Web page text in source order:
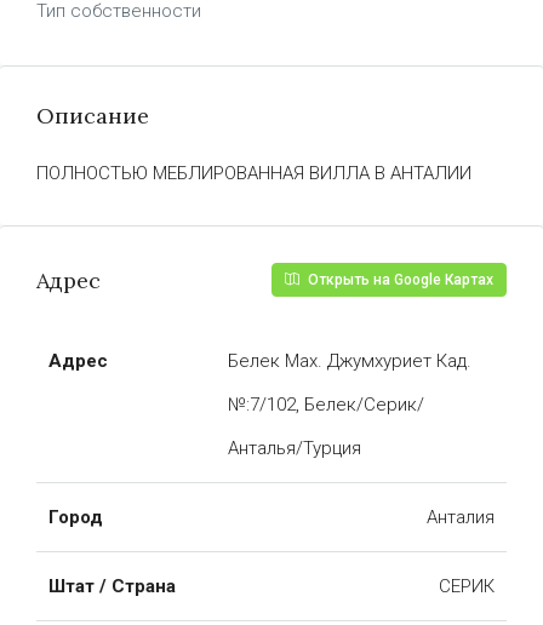
Тип собственности
Описание
ПОЛНОСТЬЮ МЕБЛИРОВАННАЯ ВИЛЛА В АНТАЛИИ
Адрес Открыть на Google Картах
Адрес
Белек Мах. Джумхуриет Кад.
№:7/102, Белек/Серик/
Анталья/Турция
Город Анталия
Штат / Страна СЕРИК